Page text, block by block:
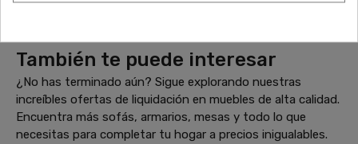
También te puede interesar
¿No has terminado aún? Sigue explorando nuestras
increíbles ofertas de liquidación en muebles de alta calidad.
Encuentra más sofás, armarios, mesas y todo lo que
necesitas para completar tu hogar a precios inigualables.